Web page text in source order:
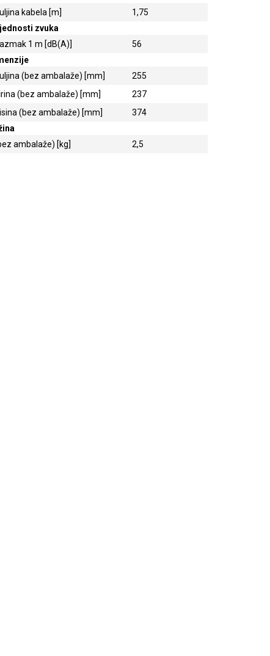
kabela [m]
1,75
zvuka
1 m [dB(A)]
56
(bez ambalaže) [mm]
255
(bez ambalaže) [mm]
237
(bez ambalaže) [mm]
374
ambalaže) [kg]
2,5